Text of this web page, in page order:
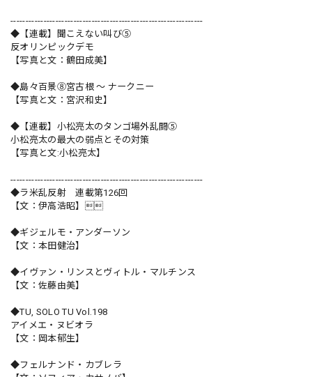
----------------------------------------------------------------
◆【連載】聞こえない叫び⑤
反オリンピックデモ
【写真と文：鶴田成美】
◆島々百景⑧宮古根 ～ ナークニー
【写真と文：宮沢和史】
◆【連載】小松亮太のタンゴ場外乱闘⑤
小松亮太の最大の弱点とその対策
【写真と文:小松亮太】
----------------------------------------------------------------
◆ラ米乱反射 連載第126回
【文：伊高浩昭】
◆ギジェルモ・アンダーソン
【文：本田健治】
◆イヴァン・リンスとヴィトル・マルチンス
【文：佐藤由美】
◆TU, SOLO TU Vol.198
アイメエ・ヌビオラ
【文：岡本郁生】
◆フェルナンド・カブレラ